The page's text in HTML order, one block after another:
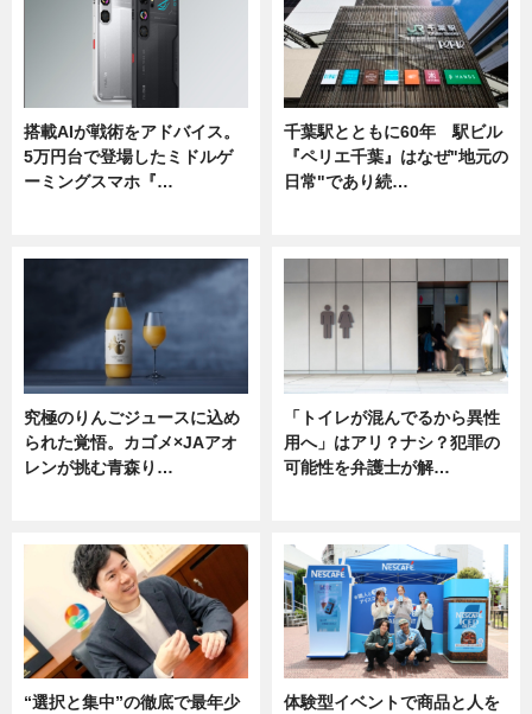
搭載AIが戦術をアドバイス。
5万円台で登場したミドルゲ
ーミングスマホ『…
千葉駅とともに60年 駅ビル
『ペリエ千葉』はなぜ"地元の
日常"であり続…
究極のりんごジュースに込め
られた覚悟。カゴメ×JAアオ
レンが挑む青森り…
「トイレが混んでるから異性
用へ」はアリ？ナシ？犯罪の
可能性を弁護士が解…
“選択と集中”の徹底で最年少
体験型イベントで商品と人を